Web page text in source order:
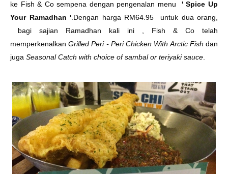
ke Fish & Co sempena dengan pengenalan menu ' Spice Up
Your Ramadhan ' .Dengan harga RM64.95 untuk dua orang,
bagi sajian Ramadhan kali ini , Fish & Co telah
memperkenalkan Grilled Peri - Peri Chicken With Arctic Fish dan
juga Seasonal Catch with choice of sambal or teriyaki sauce